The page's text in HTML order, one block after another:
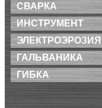
СВАРКА
ИНСТРУМЕНТ
ЭЛЕКТРОЭРОЗИЯ
ГАЛЬВАНИКА
ГИБКА